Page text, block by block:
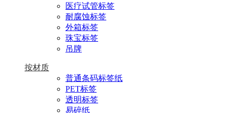
医疗试管标签
耐腐蚀标签
外箱标签
珠宝标签
吊牌
按材质
普通条码标签纸
PET标签
透明标签
易碎纸